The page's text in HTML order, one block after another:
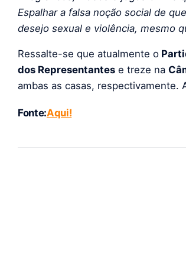
Espalhar a falsa noção social de
desejo sexual e violência, mesmo
Ressalte-se que atualmente o
dos Representantes e treze na
ambas as casas, respectivamente.
Fonte:Aqui!